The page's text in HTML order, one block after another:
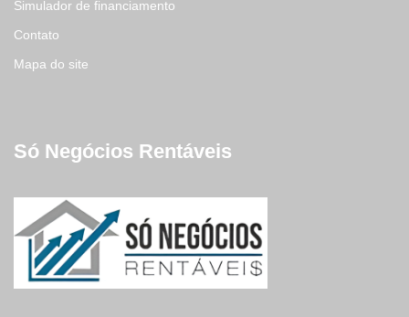
Simulador de financiamento
Contato
Mapa do site
Só Negócios Rentáveis